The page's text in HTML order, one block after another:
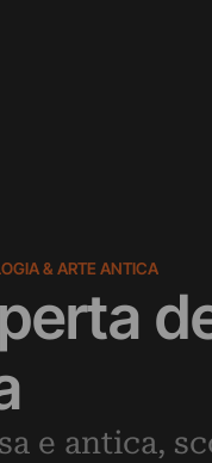
& ARTE ANTICA
e antica,